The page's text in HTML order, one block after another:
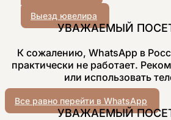
Выезд ювелира
УВАЖАЕМЫЙ
К сожалению, WhatsApp в
практически не работает.
или использовать
Все равно перейти в WhatsApp
УВАЖАЕМЫЙ